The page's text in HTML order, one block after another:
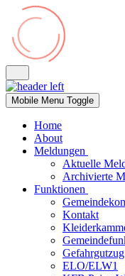
Mobile Menu Toggle
Home
About
Meldungen
Aktuelle
Archivierte
Funktionen
Kontakt
Gefahrgutzug
ELO/ELW1